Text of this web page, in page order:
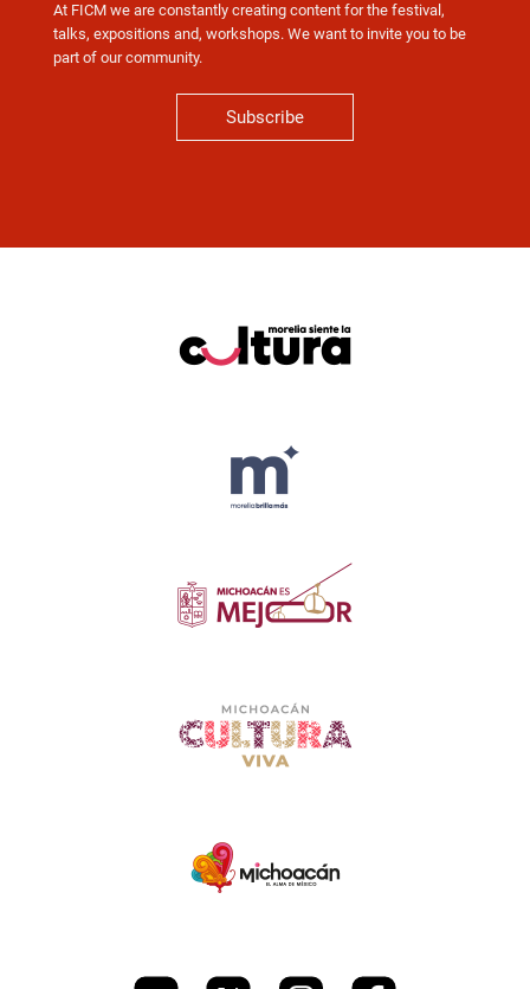
At FICM we are constantly creating content for the festival,
talks, expositions and, workshops. We want to invite you to be
part of our community.
Subscribe